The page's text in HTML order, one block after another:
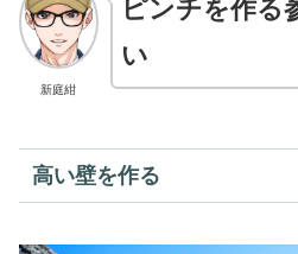
新庭紺
ピンチを作る
い
高い壁を作る